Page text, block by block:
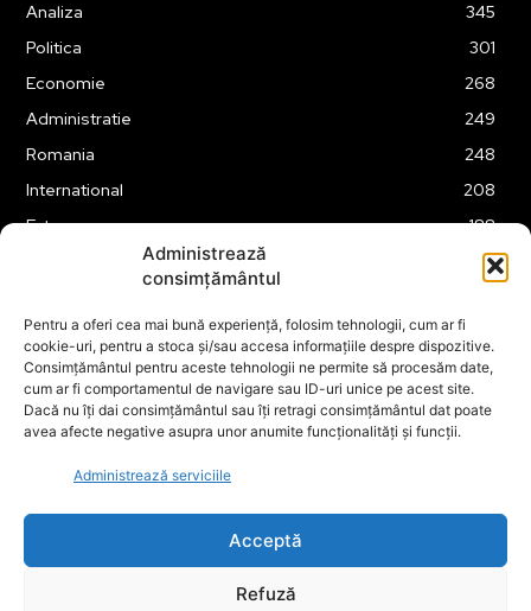
Administrează
consimțământul
Pentru a oferi cea mai bună experiență, folosim tehnologii, cum ar fi
cookie-uri, pentru a stoca și/sau accesa informațiile despre dispozitive.
Consimțământul pentru aceste tehnologii ne permite să procesăm date,
cum ar fi comportamentul de navigare sau ID-uri unice pe acest site.
Dacă nu îți dai consimțământul sau îți retragi consimțământul dat poate
avea afecte negative asupra unor anumite funcționalități și funcții.
Administrează serviciile
Acceptă
Refuză
Analiza
345
Politica
301
Economie
268
Administratie
249
Romania
248
International
208
Externe
188
175
Tehnologie
Financiar
160
ABUZURI
158
Social
Educatie
Cultura
149